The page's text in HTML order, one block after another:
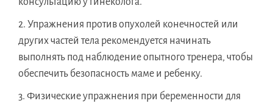
Упражнения против опухолей конечностей или
других частей тела рекомендуется начинать
выполнять под наблюдение опытного тренера, чтобы
обеспечить безопасность маме и ребенку.
Физические упражнения при беременности для